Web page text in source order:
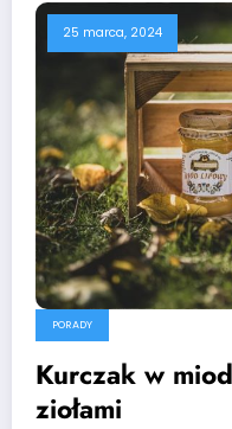
25 marca, 2024
PORADY
Kurczak w
ziołami